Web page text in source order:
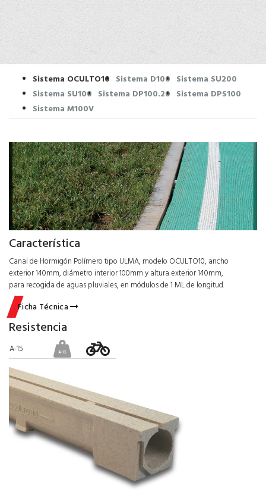
Sistema OCULTO10 Sistema D100 Sistema SU200
Sistema SU100 Sistema DP100.20 Sistema DPS100
Sistema M100V
Característica
Canal de Hormigón Polímero tipo ULMA, modelo OCULTO10, ancho
exterior 140mm, diámetro interior 100mm y altura exterior 140mm,
para recogida de aguas pluviales, en módulos de 1 ML de longitud.
Ficha Técnica
Resistencia
A-15